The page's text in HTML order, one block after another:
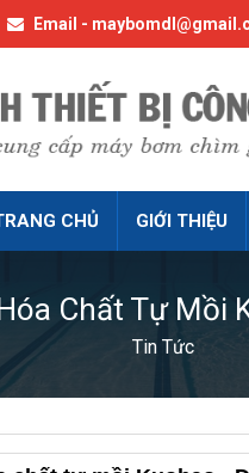
Email -
CHỦ GIỚI THIỆU
Chất Tự Mồi
Tin Tức